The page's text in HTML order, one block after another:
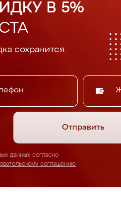
В 5%
сохранится.
Отправить
данных согласно
соглашению